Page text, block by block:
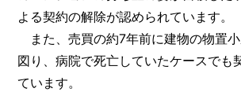
よる契約の解除が認められています。
また、売買の約7年前に建物の物置
図り、病院で死亡していたケースでも
ています。